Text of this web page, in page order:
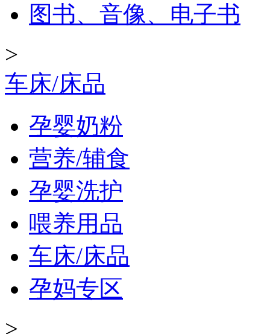
图书、音像、电子书
>
车床/床品
孕婴奶粉
营养/辅食
孕婴洗护
喂养用品
车床/床品
孕妈专区
>